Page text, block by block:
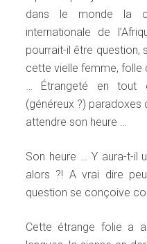
dans le monde la
internationale de
pourrait-il être question,
cette vielle femme, folle
… Étrangeté en tout
(généreux ?) paradoxes
attendre son heure …
Son heure … Y aura-t-il
alors ?! A vrai dire
question se conçoive
Cette étrange folie a